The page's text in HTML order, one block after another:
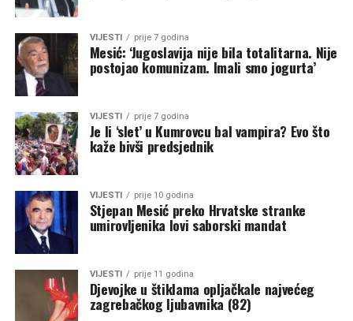
VIJESTI prije 7 godina
Mesić: ‘Jugoslavija nije bila totalitarna. Nije
postojao komunizam. Imali smo jogurta’
VIJESTI prije 7 godina
Je li ‘slet’ u Kumrovcu bal vampira? Evo što
kaže bivši predsjednik
VIJESTI prije 10 godina
Stjepan Mesić preko Hrvatske stranke
umirovljenika lovi saborski mandat
VIJESTI prije 11 godina
Djevojke u štiklama opljačkale najvećeg
zagrebačkog ljubavnika (82)